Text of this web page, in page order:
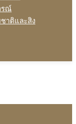
รณ์
าติและสิง